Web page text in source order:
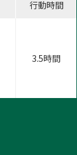
行動時間
3.5時間